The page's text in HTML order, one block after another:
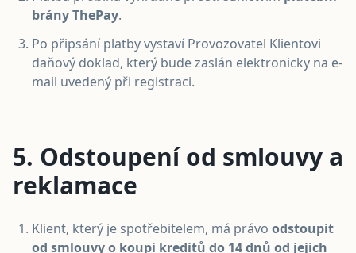
brány ThePay.
Po připsání platby vystaví Provozovatel Klientovi
daňový doklad, který bude zaslán elektronicky na e-
mail uvedený při registraci.
5. Odstoupení od smlouvy a
reklamace
Klient, který je spotřebitelem, má právo odstoupit
od smlouvy o koupi kreditů do 14 dnů od jejich